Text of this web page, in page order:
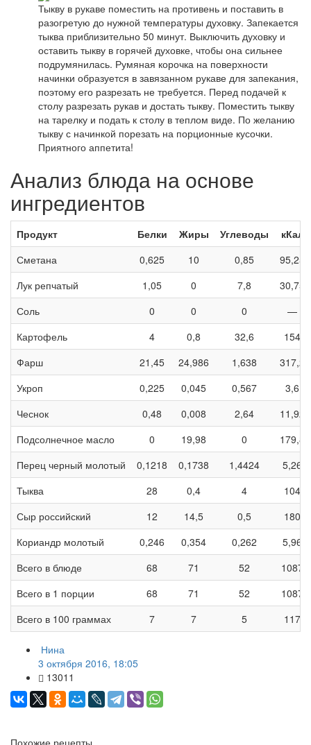
Тыкву в рукаве поместить на противень и поставить в
разогретую до нужной температуры духовку. Запекается
тыква приблизительно 50 минут. Выключить духовку и
оставить тыкву в горячей духовке, чтобы она сильнее
подрумянилась. Румяная корочка на поверхности
начинки образуется в завязанном рукаве для запекания,
поэтому его разрезать не требуется. Перед подачей к
столу разрезать рукав и достать тыкву. Поместить тыкву
на тарелку и подать к столу в теплом виде. По желанию
тыкву с начинкой порезать на порционные кусочки.
Приятного аппетита!
Анализ блюда на основе
ингредиентов
Продукт Белки Жиры Углеводы
кКал
Сметана
0,625 10 0,85
95,25
Лук репчатый
1,05 0 7,8
30,75
Соль
0 0 0
—
Картофель
4 0,8 32,6
154
Фарш
21,45 24,986 1,638
317,2
Укроп
0,225 0,045 0,567
3,6
Чеснок
0,48 0,008 2,64
11,92
Подсолнечное масло
0 19,98 0
179,8
Перец черный молотый
0,1218 0,1738 1,4424
5,26
Тыква
28 0,4 4
104
Сыр российский
12 14,5 0,5
180
Кориандр молотый
0,246 0,354 0,262
5,96
Всего в блюде
68 71 52
1087
Всего в 1 порции
68 71 52
1087
Всего в 100 граммах
7 7 5 117
Нина
3 октября 2016, 18:05
13011
Похожие рецепты